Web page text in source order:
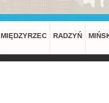
MIĘDZYRZEC RADZYŃ